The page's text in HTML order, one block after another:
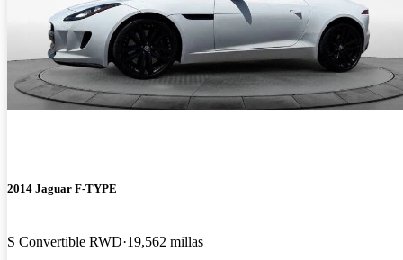
2014 Jaguar F-TYPE
S Convertible RWD 19,562 millas